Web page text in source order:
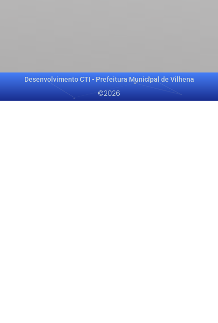
Desenvolvimento CTI - Prefeitura Municipal de Vilhena
©2026